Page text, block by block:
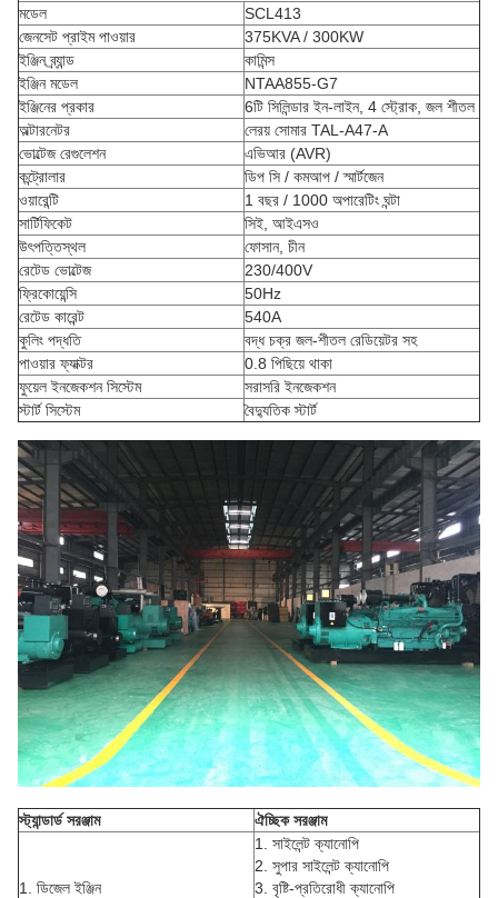
মডেল
SCL413
জেনসেট প্রাইম পাওয়ার
375KVA / 300KW
ইঞ্জিন ব্র্যান্ড
কামিন্স
ইঞ্জিন মডেল
NTAA855-G7
ইঞ্জিনের প্রকার
6টি সিলিন্ডার ইন-লাইন, 4 স্ট্রোক, জল শীতল
অল্টারনেটর
লেরয় সোমার TAL-A47-A
ভোল্টেজ রেগুলেশন
এভিআর (AVR)
কন্ট্রোলার
ডিপ সি / কমআপ / স্মার্টজেন
ওয়ারেন্টি
1 বছর / 1000 অপারেটিং ঘন্টা
সার্টিফিকেট
সিই, আইএসও
উৎপত্তিস্থল
ফোসান, চীন
রেটেড ভোল্টেজ
230/400V
ফ্রিকোয়েন্সি
50Hz
রেটেড কারেন্ট
540A
কুলিং পদ্ধতি
বদ্ধ চক্র জল-শীতল রেডিয়েটর সহ
পাওয়ার ফ্যাক্টর
0.8 পিছিয়ে থাকা
ফুয়েল ইনজেকশন সিস্টেম
সরাসরি ইনজেকশন
স্টার্ট সিস্টেম
বৈদ্যুতিক স্টার্ট
স্ট্যান্ডার্ড সরঞ্জাম ঐচ্ছিক সরঞ্জাম
1. ডিজেল ইঞ্জিন
1. সাইলেন্ট ক্যানোপি
2. সুপার সাইলেন্ট ক্যানোপি
3. বৃষ্টি-প্রতিরোধী ক্যানোপি